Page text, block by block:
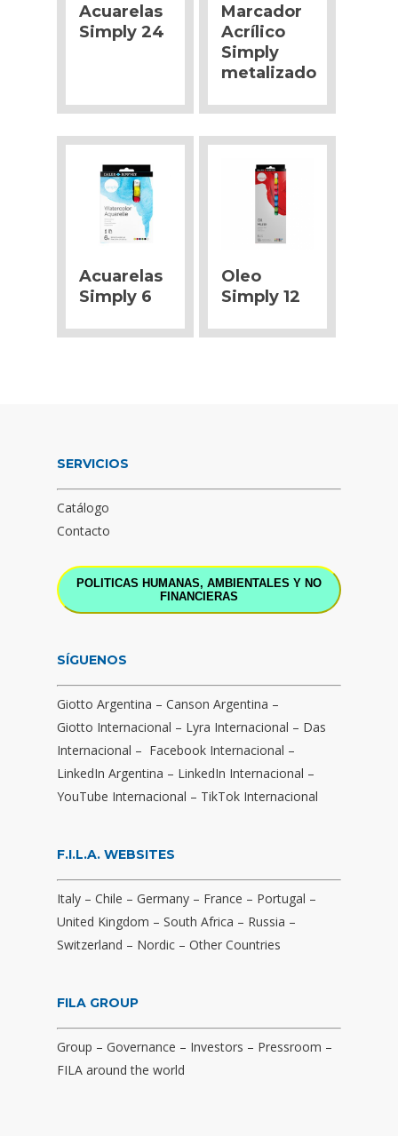
Acuarelas
Simply 24
Marcador
Acrílico
Simply
metalizado
Acuarelas
Simply 6
Oleo
Simply 12
SERVICIOS
Catálogo
Contacto
POLITICAS HUMANAS, AMBIENTALES Y NO
FINANCIERAS
SÍGUENOS
Giotto Argentina – Canson Argentina –
Giotto Internacional – Lyra Internacional – Das
Internacional – Facebook Internacional –
LinkedIn Argentina – LinkedIn Internacional –
YouTube Internacional – TikTok Internacional
F.I.L.A. WEBSITES
Italy – Chile – Germany – France – Portugal –
United Kingdom – South Africa – Russia –
Switzerland – Nordic – Other Countries
FILA GROUP
Group – Governance – Investors – Pressroom –
FILA around the world